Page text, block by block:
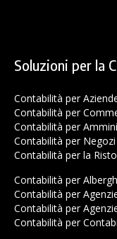
Soluzioni per la
Contabilità per
Contabilità per
Contabilità per
Contabilità per
Contabilità per la
Contabilità per
Contabilità per
Contabilità per
Contabilità per